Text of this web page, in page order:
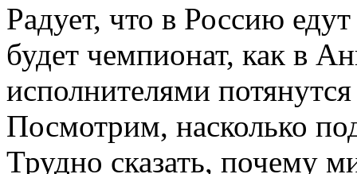
Радует, что в Россию
будет чемпионат, как в
исполнителями
Посмотрим, насколько
Трудно сказать, почему